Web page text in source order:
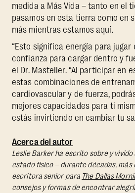
medida a Más Vida – tanto en el
pasamos en esta tierra como en
más mientras estamos aquí.
“Esto significa energía para jugar
confianza para cargar dentro y
el Dr. Masteller. “Al participar en
estas combinaciones de
cardiovascular y de fuerza,
mejores capacidades para ti
estás invirtiendo en cambiar tu
Acerca del autor
Leslie Barker ha escrito sobre y vivido
estado físico – durante décadas,
escritora senior para The Dallas
consejos y formas de encontrar